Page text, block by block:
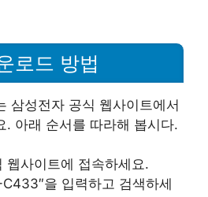
로드 방법
삼성전자 공식 웹사이트에서
. 아래 순서를 따라해 봅시다.
웹사이트에 접속하세요.
을 입력하고 검색하세